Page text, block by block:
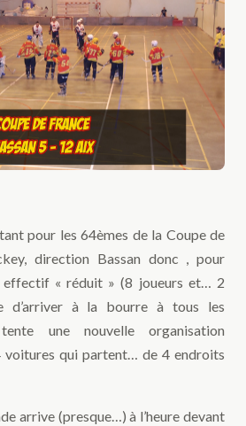
pour les 64èmes de la Coupe de
direction Bassan donc , pour
effectif « réduit » (8 joueurs et… 2
d’arriver à la bourre à tous les
une nouvelle organisation
voitures qui partent… de 4 endroits
arrive (presque…) à l’heure devant